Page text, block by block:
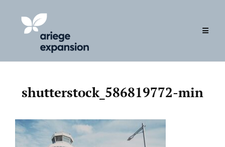
content
shutterstock_586819772-min